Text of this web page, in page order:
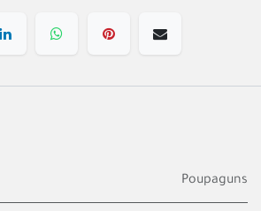
Poupaguns